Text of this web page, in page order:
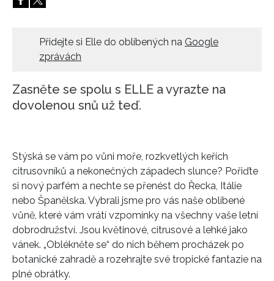
Přidejte si Elle do oblíbených na Google
zprávách
Zasněte se spolu s ELLE a vyrazte na
dovolenou snů už teď.
Stýská se vám po vůni moře, rozkvetlých keřích
citrusovníků a nekonečných západech slunce? Pořiďte
si nový parfém a nechte se přenést do Řecka, Itálie
nebo Španělska. Vybrali jsme pro vás naše oblíbené
vůně, které vám vrátí vzpomínky na všechny vaše letní
dobrodružství. Jsou květinové, citrusové a lehké jako
vánek. „Oblékněte se“ do nich během procházek po
botanické zahradě a rozehrajte své tropické fantazie na
plné obrátky.